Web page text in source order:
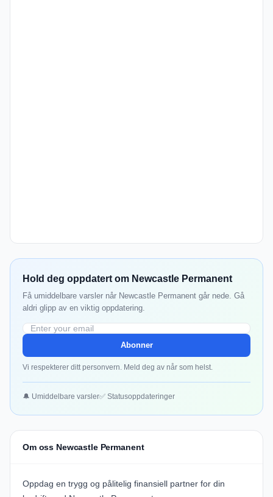
Hold deg oppdatert om Newcastle Permanent
Få umiddelbare varsler når Newcastle Permanent går nede. Gå
aldri glipp av en viktig oppdatering.
Abonner
Vi respekterer ditt personvern. Meld deg av når som helst.
🔔 Umiddelbare varsler✅ Statusoppdateringer
Om oss Newcastle Permanent
Oppdag en trygg og pålitelig finansiell partner for din